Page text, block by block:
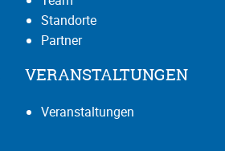
Standorte
Partner
VERANSTALTUNGEN
Veranstaltungen